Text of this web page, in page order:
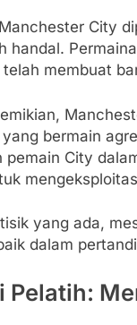
City
handal.
membuat
bermain
pemain City
yang ada,
dalam
Pelatih: